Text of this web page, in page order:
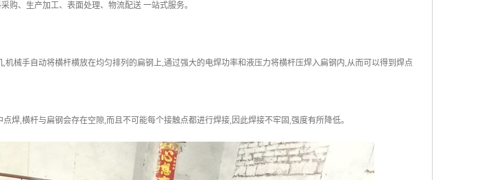
购、生产加工、表面处理、物流配送 一站式服务。
械手自动将横杆横放在均匀排列的扁钢上,通过强大的电焊功率和液压力将横杆压焊入扁钢内,从而可以得到焊点
焊,横杆与扁钢会存在空隙,而且不可能每个接触点都进行焊接,因此焊接不牢固,强度有所降低。